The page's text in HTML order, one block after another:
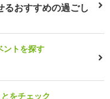
おすすめの過ごし
ントを探す
をチェック